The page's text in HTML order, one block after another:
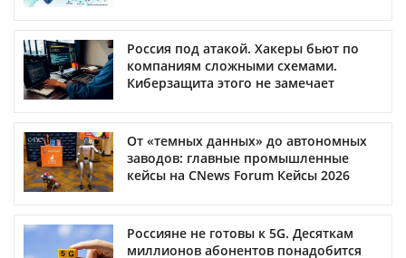
Россия под атакой. Хакеры бьют по
компаниям сложными схемами.
Киберзащита этого не замечает
От «темных данных» до автономных
заводов: главные промышленные
кейсы на CNews Forum Кейсы 2026
Россияне не готовы к 5G. Десяткам
миллионов абонентов понадобится